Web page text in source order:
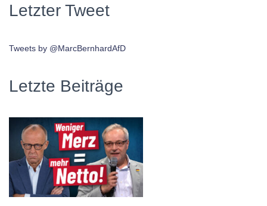
Letzter Tweet
Tweets by @MarcBernhardAfD
Letzte Beiträge